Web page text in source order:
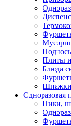
Плиты
Блюда
Одноразовая
Пики,